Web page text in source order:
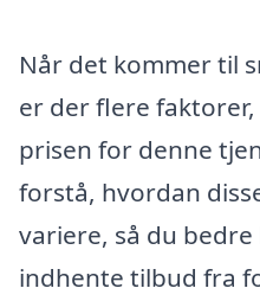
Når det kommer til
er der flere
prisen for denne
forstå, hvordan
variere, så du
indhente tilbud fra